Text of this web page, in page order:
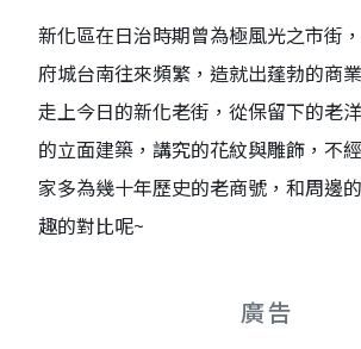
新化區在日治時期曾為極風光之市街
府城台南往來頻繁，造就出蓬勃的商
走上今日的新化老街，從保留下的老
的立面建築，講究的花紋與雕飾，不
家多為幾十年歷史的老商號，和周邊
趣的對比呢~
廣告